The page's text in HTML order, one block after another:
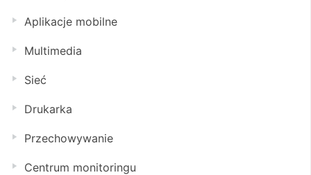
Aplikacje mobilne
Multimedia
Sieć
Drukarka
Przechowywanie
Centrum monitoringu